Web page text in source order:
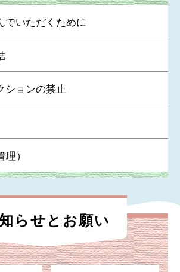
でいただくために
ションの禁止
）
らせと お願い